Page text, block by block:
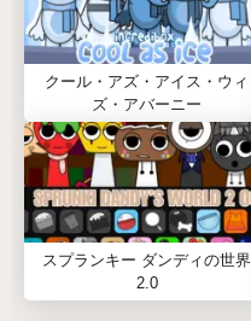
クール・アズ・アイス・ウィ
ズ・アバーニー
スプランキー ダンディの世界
2.0